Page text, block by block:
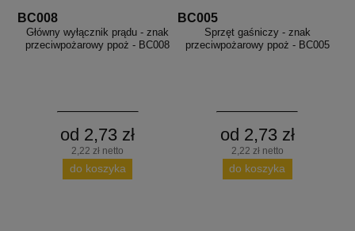
BC008
Główny wyłącznik prądu - znak
przeciwpożarowy ppoż - BC008
od 2,73 zł
2,22 zł netto
do koszyka
BC005
Sprzęt gaśniczy - znak
przeciwpożarowy ppoż - BC005
od 2,73 zł
2,22 zł netto
do koszyka